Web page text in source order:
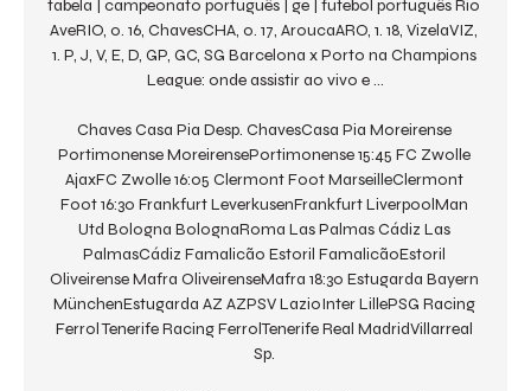
tabela | campeonato português | ge | futebol português Rio
AveRIO, 0. 16, ChavesCHA, 0. 17, AroucaARO, 1. 18, VizelaVIZ,
1. P, J, V, E, D, GP, GC, SG Barcelona x Porto na Champions
League: onde assistir ao vivo e ...
Chaves Casa Pia Desp. ChavesCasa Pia Moreirense
Portimonense MoreirensePortimonense 15:45 FC Zwolle
AjaxFC Zwolle 16:05 Clermont Foot MarseilleClermont
Foot 16:30 Frankfurt LeverkusenFrankfurt LiverpoolMan
Utd Bologna BolognaRoma Las Palmas Cádiz Las
PalmasCádiz Famalicão Estoril FamalicãoEstoril
Oliveirense Mafra OliveirenseMafra 18:30 Estugarda Bayern
MünchenEstugarda AZ AZPSV LazioInter LillePSG Racing
Ferrol Tenerife Racing FerrolTenerife Real MadridVillarreal
Sp.